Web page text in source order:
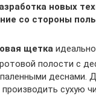
новых
со стороны
щетка
полости с
деснами.
сухую